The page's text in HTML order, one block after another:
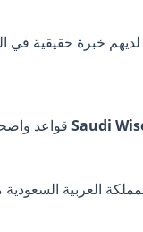
خبرة حقيقية في
قواعد
العربية